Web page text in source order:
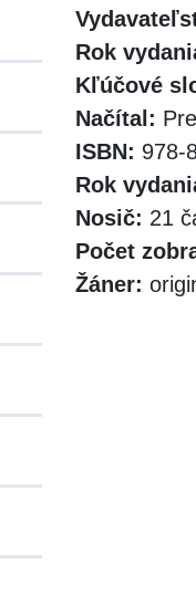
Rok
Kľúčové
Načítal:
ISBN: 978-
Rok
Nosič: 21
Počet
Žáner: